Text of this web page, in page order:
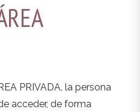
PRIVADA, la persona
acceder, de forma